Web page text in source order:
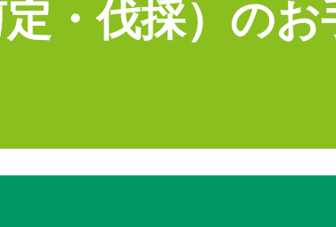
・伐採）のお